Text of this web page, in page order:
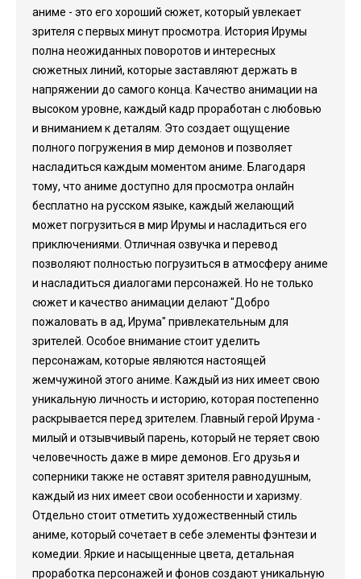
аниме - это его хороший сюжет, который увлекает
зрителя с первых минут просмотра. История Ирумы
полна неожиданных поворотов и интересных
сюжетных линий, которые заставляют держать в
напряжении до самого конца. Качество анимации на
высоком уровне, каждый кадр проработан с любовью
и вниманием к деталям. Это создает ощущение
полного погружения в мир демонов и позволяет
насладиться каждым моментом аниме. Благодаря
тому, что аниме доступно для просмотра онлайн
бесплатно на русском языке, каждый желающий
может погрузиться в мир Ирумы и насладиться его
приключениями. Отличная озвучка и перевод
позволяют полностью погрузиться в атмосферу аниме
и насладиться диалогами персонажей. Но не только
сюжет и качество анимации делают "Добро
пожаловать в ад, Ирума" привлекательным для
зрителей. Особое внимание стоит уделить
персонажам, которые являются настоящей
жемчужиной этого аниме. Каждый из них имеет свою
уникальную личность и историю, которая постепенно
раскрывается перед зрителем. Главный герой Ирума -
милый и отзывчивый парень, который не теряет свою
человечность даже в мире демонов. Его друзья и
соперники также не оставят зрителя равнодушным,
каждый из них имеет свои особенности и харизму.
Отдельно стоит отметить художественный стиль
аниме, который сочетает в себе элементы фэнтези и
комедии. Яркие и насыщенные цвета, детальная
проработка персонажей и фонов создают уникальную